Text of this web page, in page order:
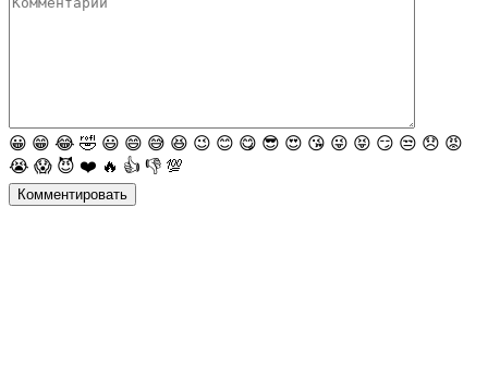
😀 😁 😂 🤣 😃 😄 😅 😆 😉 😊 😋 😎 😍 😘 😜 😝 😏 😒 😞 😡
😭 😱 😈 ❤️ 🔥 👍 👎 💯
Комментировать